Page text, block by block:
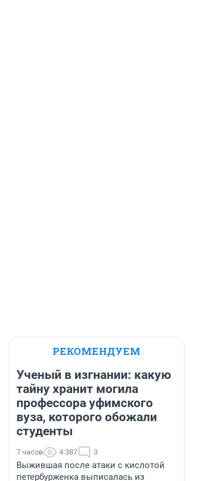
РЕКОМЕНДУЕМ
Ученый в изгнании: какую
тайну хранит могила
профессора уфимского
вуза, которого обожали
студенты
7 часов 4 387 3
Выжившая после атаки с кислотой
петербурженка выписалась из